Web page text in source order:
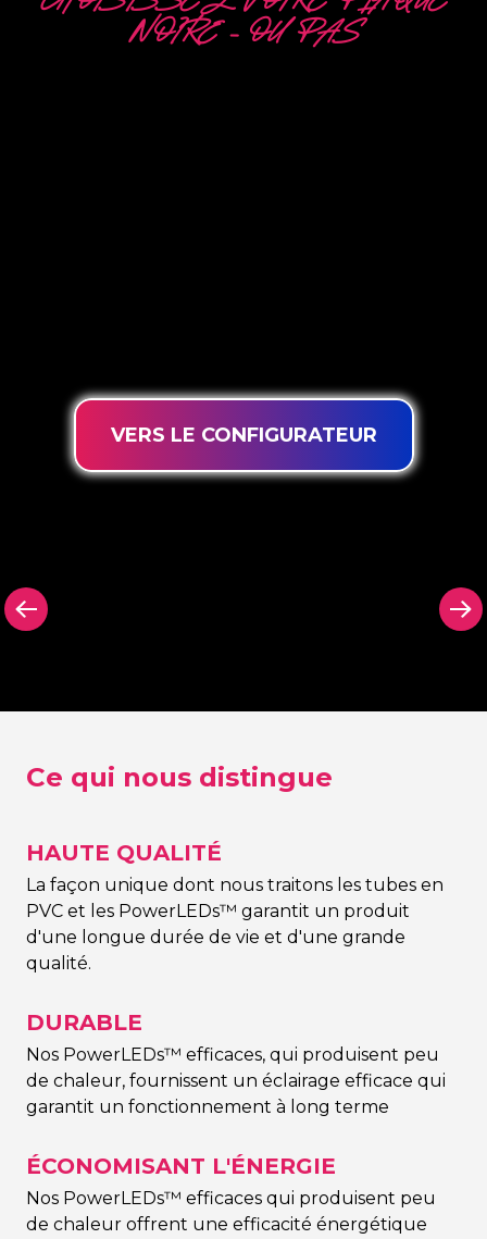
NOIRE – OU PAS
VERS LE CONFIGURATEUR
Signing
découpé
Signing
Ce qui nous distingue
HAUTE QUALITÉ
La façon unique dont nous traitons les tubes en
PVC et les PowerLEDs™ garantit un produit
d'une longue durée de vie et d'une grande
qualité.
DURABLE
Nos PowerLEDs™ efficaces, qui produisent peu
de chaleur, fournissent un éclairage efficace qui
garantit un fonctionnement à long terme
ÉCONOMISANT L'ÉNERGIE
Nos PowerLEDs™ efficaces qui produisent peu
de chaleur offrent une efficacité énergétique